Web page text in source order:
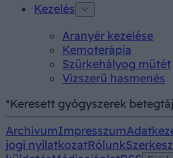
Kezelés
Aranyér kezelése
Kemoterápia
Szürkehályog műtét
Vízszerű hasmenés
*Keresett gyógyszerek
ArchívumImpresszum
jogi nyilatkozatRólunk